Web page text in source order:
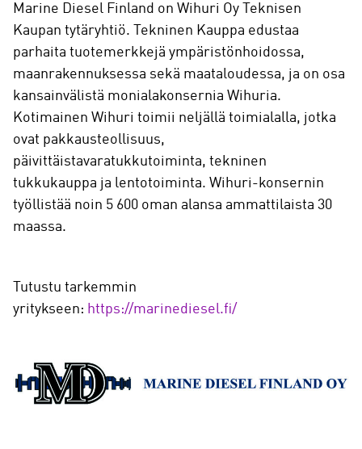
Marine Diesel Finland on Wihuri Oy Teknisen
Kaupan tytäryhtiö. Tekninen Kauppa edustaa
parhaita tuotemerkkejä ympäristönhoidossa,
maanrakennuksessa sekä maataloudessa, ja on osa
kansainvälistä monialakonsernia Wihuria.
Kotimainen Wihuri toimii neljällä toimialalla, jotka
ovat pakkausteollisuus,
päivittäistavaratukkutoiminta, tekninen
tukkukauppa ja lentotoiminta. Wihuri-konsernin
työllistää noin 5 600 oman alansa ammattilaista 30
maassa.
Tutustu tarkemmin
yritykseen: https://marinediesel.fi/